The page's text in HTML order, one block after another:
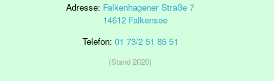
Adresse: Falkenhagener Straße 7
14612 Falkensee
Telefon: 01 73/2 51 85 51
(Stand 2020)